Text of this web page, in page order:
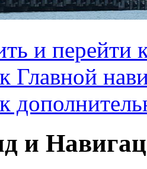
и перейти
Главной
и